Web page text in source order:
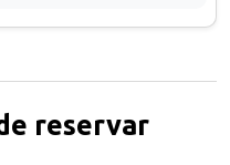
reservar